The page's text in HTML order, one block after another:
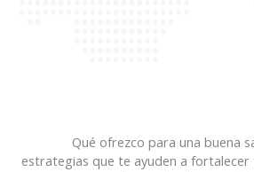
Qué ofrezco para una buena
estrategias que te ayuden a